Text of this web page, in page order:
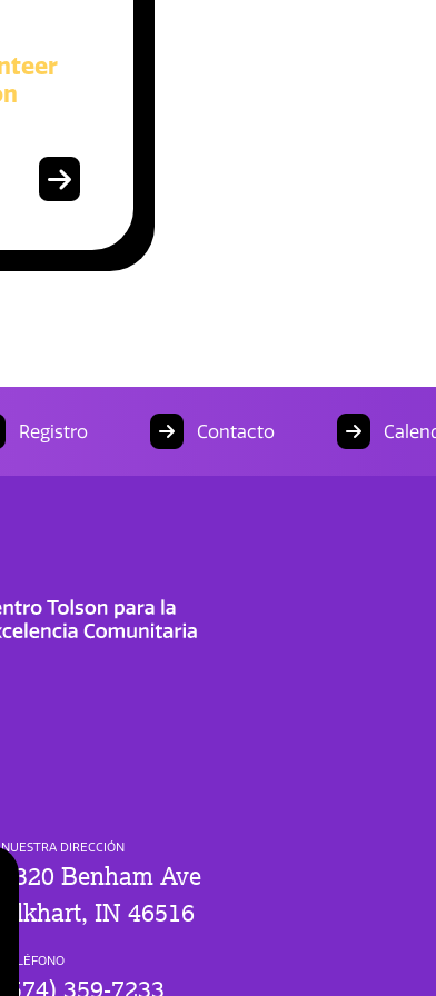
Registro Contacto
NUESTRA DIRECCIÓN
1320 Benham Ave
Elkhart, IN 46516
TELÉFONO
(574) 359-7233